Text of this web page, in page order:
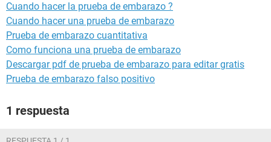
Cuando hacer la prueba de embarazo ?
Cuando hacer una prueba de embarazo
Prueba de embarazo cuantitativa
Como funciona una prueba de embarazo
Descargar pdf de prueba de embarazo para editar gratis
Prueba de embarazo falso positivo
1 respuesta